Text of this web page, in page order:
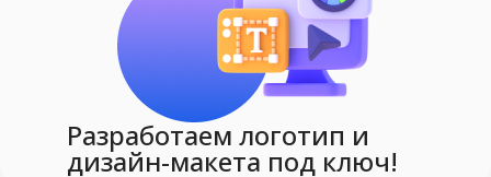
Разработаем логотип и
дизайн-макета под ключ!